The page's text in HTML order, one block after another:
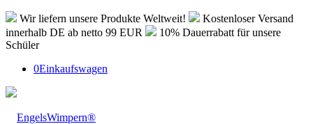
Wir liefern unsere Produkte Weltweit!
Kostenloser Versand
innerhalb DE ab netto 99 EUR
10% Dauerrabatt für unsere
Schüler
0Einkaufswagen